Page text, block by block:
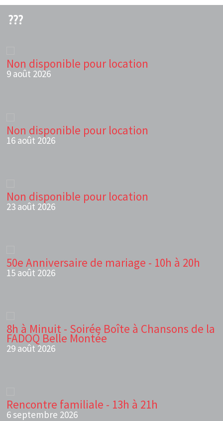
???
Non disponible pour location
9 août 2026
Non disponible pour location
16 août 2026
Non disponible pour location
23 août 2026
50e Anniversaire de mariage - 10h à 20h
15 août 2026
8h à Minuit - Soirée Boîte à Chansons de la
FADOQ Belle Montée
29 août 2026
Rencontre familiale - 13h à 21h
6 septembre 2026